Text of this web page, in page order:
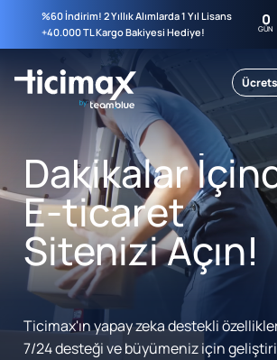
%60 İndirim! 2 Yıllık Alımlarda 1 Yıl Lisans
+40.000 TL Kargo Bakiyesi Hediye!
0
GÜN
Dakikalar
E-ticaret
Sitenizi Açın!
Ticimax'ın yapay zeka destekli
7/24 desteği ve büyümeniz için